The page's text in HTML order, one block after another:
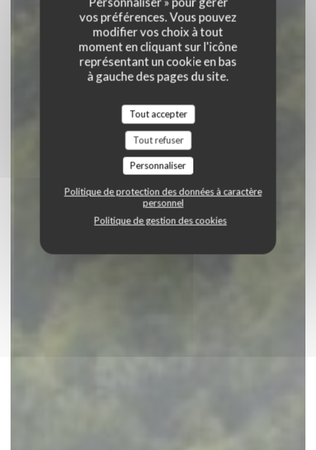
vos préférences. Vous pouvez
modifier vos choix à tout
moment en cliquant sur l'icône
représentant un cookie en bas
à gauche des pages du site.
Tout accepter
Tout refuser
Personnaliser
Politique de protection des données à caractère
personnel
Politique de gestion des cookies
RÉSERVER